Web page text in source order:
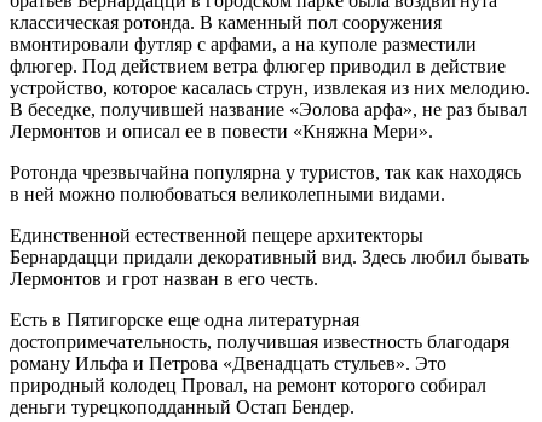
классическая ротонда. В каменный пол сооружения
вмонтировали футляр с арфами, а на куполе разместили
флюгер. Под действием ветра флюгер приводил в действие
устройство, которое касалась струн, извлекая из них мелодию.
В беседке, получившей название «Эолова арфа», не раз бывал
Лермонтов и описал ее в повести «Княжна Мери».
Ротонда чрезвычайна популярна у туристов, так как находясь
в ней можно полюбоваться великолепными видами.
Единственной естественной пещере архитекторы
Бернардацци придали декоративный вид. Здесь любил бывать
Лермонтов и грот назван в его честь.
Есть в Пятигорске еще одна литературная
достопримечательность, получившая известность благодаря
роману Ильфа и Петрова «Двенадцать стульев». Это
природный колодец Провал, на ремонт которого собирал
деньги турецкоподданный Остап Бендер.